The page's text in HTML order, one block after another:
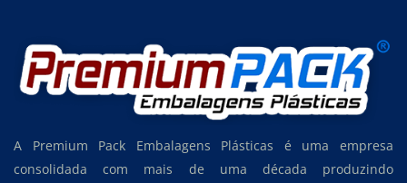
SACOS PLÁSTICOS PARA EMBALAGEM
SACOS PLÁSTICOS EM EVA
SACOS PLÁSTICOS EM POLIETILENO DE ALTA DENSIDADE
A Premium Pack Embalagens Plásticas é uma empresa
consolidada com mais de uma década produzindo